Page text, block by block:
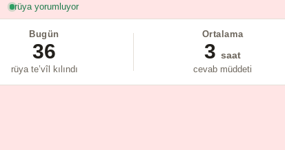
rüya yorumluyor
Bugün
36
rüya te’vîl kılındı
Ortalama
3 saat
cevab müddeti